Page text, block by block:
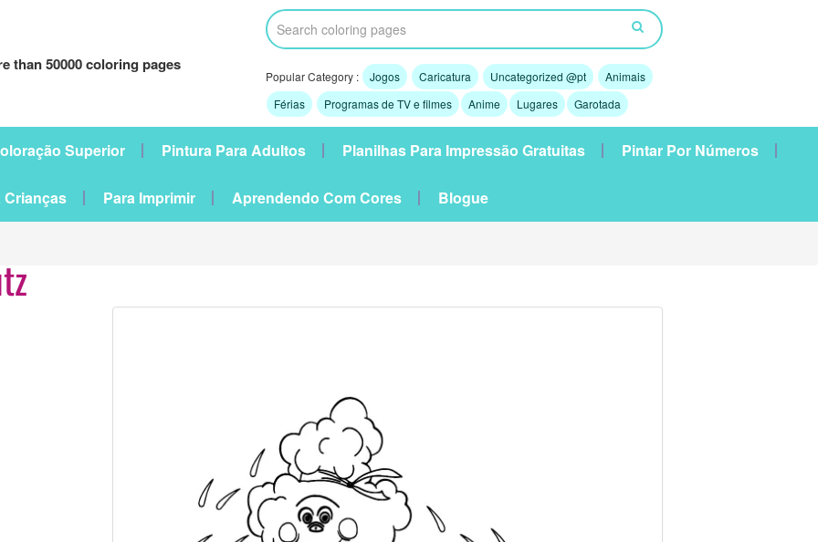
than 50000 coloring pages
Popular Category : Jogos Caricatura Uncategorized @pt
Animais
Férias
Programas de TV e filmes Anime Lugares Garotada
Superior Pintura Para Adultos Planilhas Para Impressão Gratuitas Pintar Por Números
Para Imprimir Aprendendo Com Cores Blogue